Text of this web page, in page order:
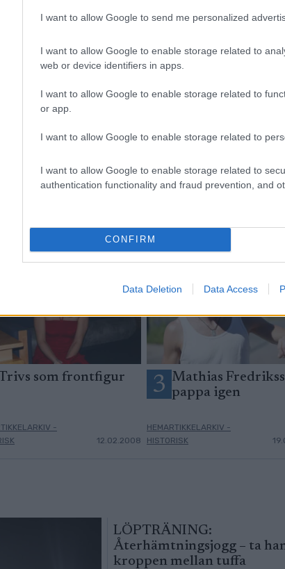
I want to allow Google to send me personalized
I want to allow Google to enable storage related to
web or device identifiers in apps.
I want to allow Google to enable storage related to
or app.
I want to allow Google to enable storage related to
I want to allow Google to enable storage related to
authentication functionality and fraud prevention, and
CONFIRM
Data Deletion Data Access
vårt nyhetsbrev
som frontfigur
-
12.02.2008
3 Mathias
pappa igen
HEMARTIKKELARKIV -
HISTORISK
LÖPTRÄNING:
Återhämtningsjogg – ta
kroppen mellan tuffa